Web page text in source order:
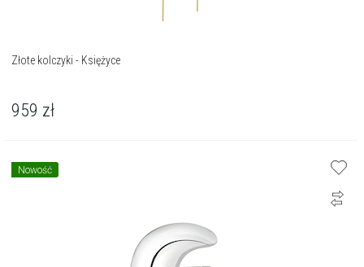
Złote kolczyki - Księżyce
959 zł
Nowość